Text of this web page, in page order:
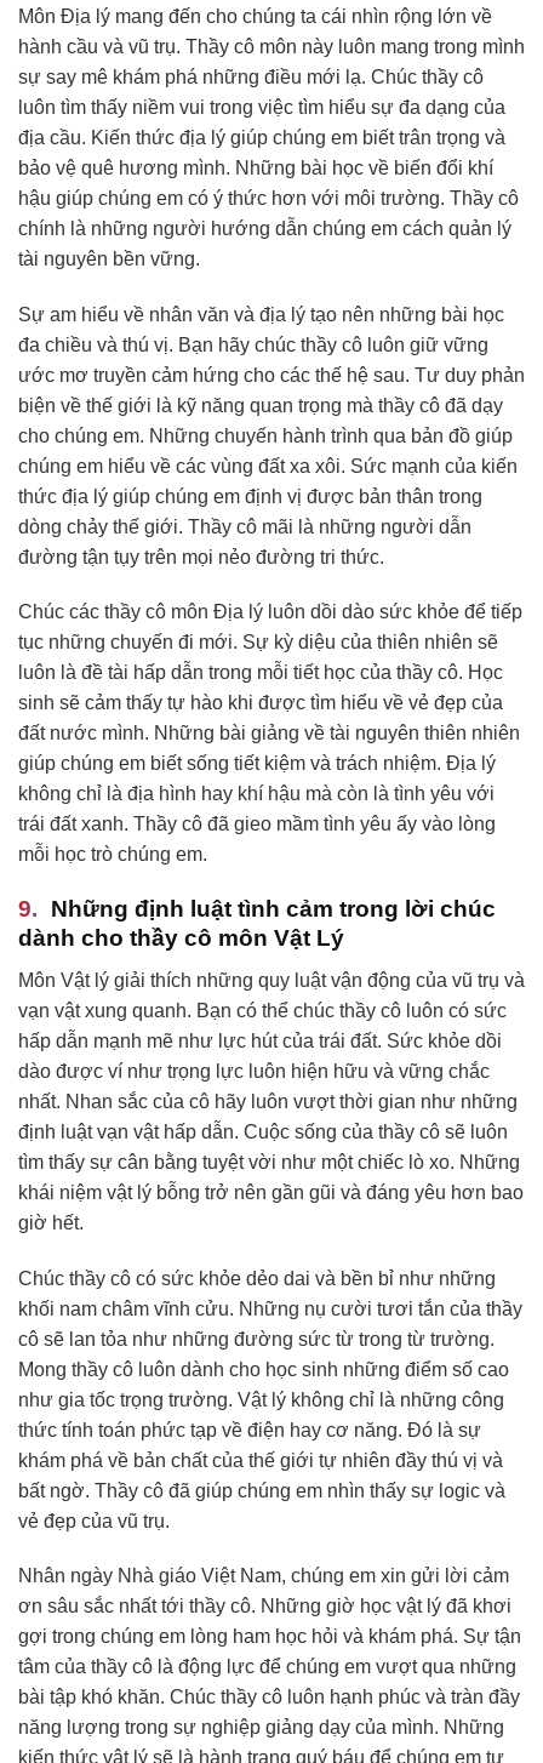
Môn Địa lý mang đến cho chúng ta cái nhìn rộng lớn về
hành cầu và vũ trụ. Thầy cô môn này luôn mang trong mình
sự say mê khám phá những điều mới lạ. Chúc thầy cô
luôn tìm thấy niềm vui trong việc tìm hiểu sự đa dạng của
địa cầu. Kiến thức địa lý giúp chúng em biết trân trọng và
bảo vệ quê hương mình. Những bài học về biến đổi khí
hậu giúp chúng em có ý thức hơn với môi trường. Thầy cô
chính là những người hướng dẫn chúng em cách quản lý
tài nguyên bền vững.
Sự am hiểu về nhân văn và địa lý tạo nên những bài học
đa chiều và thú vị. Bạn hãy chúc thầy cô luôn giữ vững
ước mơ truyền cảm hứng cho các thế hệ sau. Tư duy phản
biện về thế giới là kỹ năng quan trọng mà thầy cô đã dạy
cho chúng em. Những chuyến hành trình qua bản đồ giúp
chúng em hiểu về các vùng đất xa xôi. Sức mạnh của kiến
thức địa lý giúp chúng em định vị được bản thân trong
dòng chảy thế giới. Thầy cô mãi là những người dẫn
đường tận tụy trên mọi nẻo đường tri thức.
Chúc các thầy cô môn Địa lý luôn dồi dào sức khỏe để tiếp
tục những chuyến đi mới. Sự kỳ diệu của thiên nhiên sẽ
luôn là đề tài hấp dẫn trong mỗi tiết học của thầy cô. Học
sinh sẽ cảm thấy tự hào khi được tìm hiểu về vẻ đẹp của
đất nước mình. Những bài giảng về tài nguyên thiên nhiên
giúp chúng em biết sống tiết kiệm và trách nhiệm. Địa lý
không chỉ là địa hình hay khí hậu mà còn là tình yêu với
trái đất xanh. Thầy cô đã gieo mầm tình yêu ấy vào lòng
mỗi học trò chúng em.
Những định luật tình cảm trong lời chúc
dành cho thầy cô môn Vật Lý
Môn Vật lý giải thích những quy luật vận động của vũ trụ và
vạn vật xung quanh. Bạn có thể chúc thầy cô luôn có sức
hấp dẫn mạnh mẽ như lực hút của trái đất. Sức khỏe dồi
dào được ví như trọng lực luôn hiện hữu và vững chắc
nhất. Nhan sắc của cô hãy luôn vượt thời gian như những
định luật vạn vật hấp dẫn. Cuộc sống của thầy cô sẽ luôn
tìm thấy sự cân bằng tuyệt vời như một chiếc lò xo. Những
khái niệm vật lý bỗng trở nên gần gũi và đáng yêu hơn bao
giờ hết.
Chúc thầy cô có sức khỏe dẻo dai và bền bỉ như những
khối nam châm vĩnh cửu. Những nụ cười tươi tắn của thầy
cô sẽ lan tỏa như những đường sức từ trong từ trường.
Mong thầy cô luôn dành cho học sinh những điểm số cao
như gia tốc trọng trường. Vật lý không chỉ là những công
thức tính toán phức tạp về điện hay cơ năng. Đó là sự
khám phá về bản chất của thế giới tự nhiên đầy thú vị và
bất ngờ. Thầy cô đã giúp chúng em nhìn thấy sự logic và
vẻ đẹp của vũ trụ.
Nhân ngày Nhà giáo Việt Nam, chúng em xin gửi lời cảm
ơn sâu sắc nhất tới thầy cô. Những giờ học vật lý đã khơi
gợi trong chúng em lòng ham học hỏi và khám phá. Sự tận
tâm của thầy cô là động lực để chúng em vượt qua những
bài tập khó khăn. Chúc thầy cô luôn hạnh phúc và tràn đầy
năng lượng trong sự nghiệp giảng dạy của mình. Những
kiến thức vật lý sẽ là hành trang quý báu để chúng em tự